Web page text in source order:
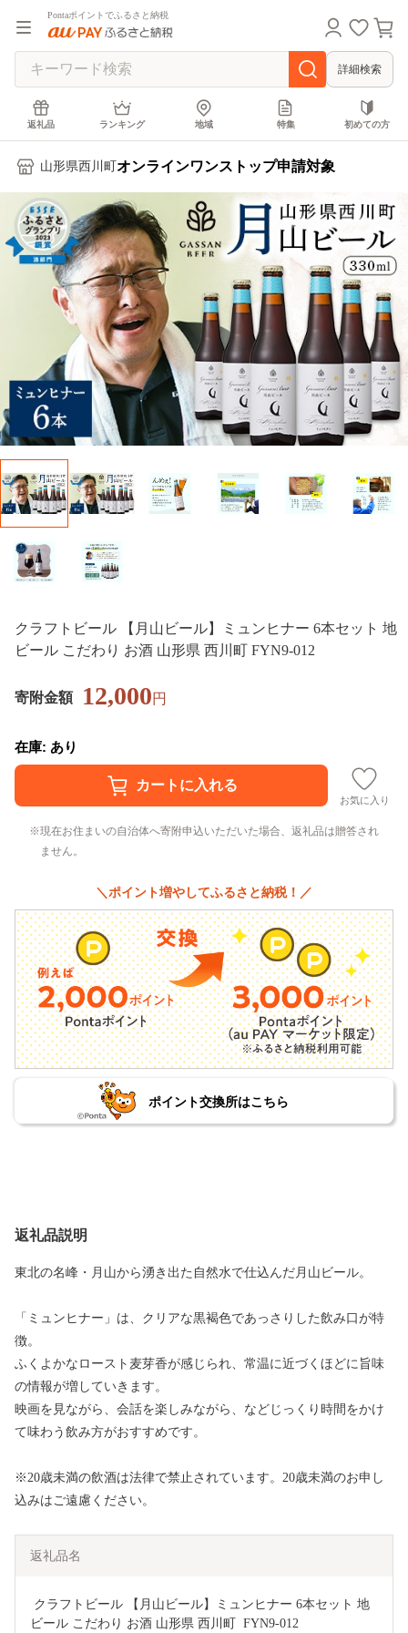
Pontaポイントでふるさと納税
詳細検索
返礼品 ランキング 地域 特集 初めての方
山形県西川町 オンラインワンストップ申請対象
クラフトビール 【月山ビール】ミュンヒナー 6本セット 地
ビール こだわり お酒 山形県 西川町 FYN9-012
寄附金額 12,000円
在庫: あり
お気に入り
現在お住まいの自治体へ寄附申込いただいた場合、返礼品は贈答され
ません。
＼ポイント増やしてふるさと納税！／
ポイント交換所はこちら
返礼品説明
東北の名峰・月山から湧き出た自然水で仕込んだ月山ビール。
「ミュンヒナー」は、クリアな黒褐色であっさりした飲み口が特
徴。
ふくよかなロースト麦芽香が感じられ、常温に近づくほどに旨味
の情報が増していきます。
映画を見ながら、会話を楽しみながら、などじっくり時間をかけ
て味わう飲み方がおすすめです。
※20歳未満の飲酒は法律で禁止されています。20歳未満のお申し
込みはご遠慮ください。
返礼品名
ビール こだわり お酒 山形県 西川町  FYN9-012